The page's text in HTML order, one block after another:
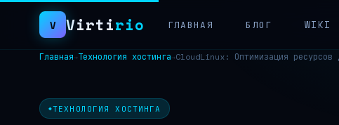
V Virtirio ГЛАВНАЯ БЛОГ WIKI
Главная→Технология хостинга→
ТЕХНОЛОГИЯ ХОСТИНГА